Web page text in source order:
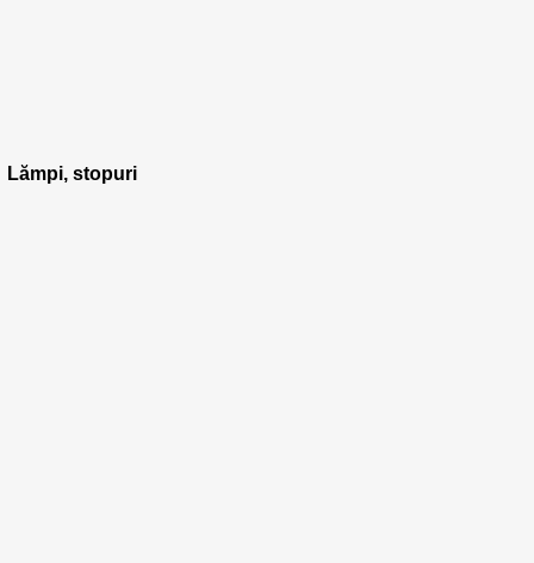
Lămpi, stopuri